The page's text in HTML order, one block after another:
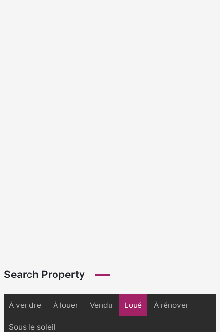
Search Property
À vendre À louer Vendu Loué À rénover
Sous le soleil